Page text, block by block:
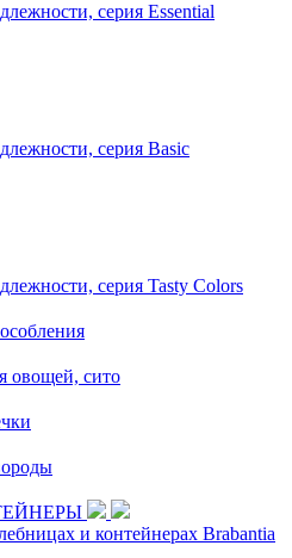
серия Essential
серия Basic
серия Tasty Colors
овощей, сито
и контейнерах Brabantia